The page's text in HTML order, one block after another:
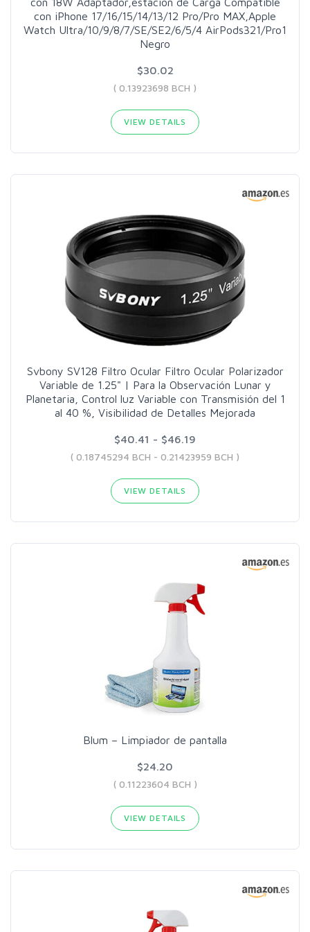
con iPhone 17/16/15/14/13/12 Pro/Pro MAX,Apple
Watch Ultra/10/9/8/7/SE/SE2/6/5/4 AirPods321/Pro1
Negro
$30.02
( 0.13923698 BCH )
VIEW DETAILS
Svbony SV128 Filtro Ocular Filtro Ocular Polarizador
Variable de 1.25" | Para la Observación Lunar y
Planetaria, Control luz Variable con Transmisión del 1
al 40 %, Visibilidad de Detalles Mejorada
$40.41 - $46.19
( 0.18745294 BCH - 0.21423959 BCH )
VIEW DETAILS
Blum – Limpiador de pantalla
$24.20
( 0.11223604 BCH )
VIEW DETAILS